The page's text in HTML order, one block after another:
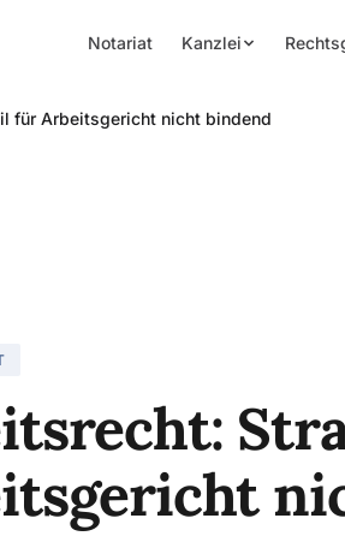
Notariat Kanzlei
für Arbeitsgericht nicht bindend